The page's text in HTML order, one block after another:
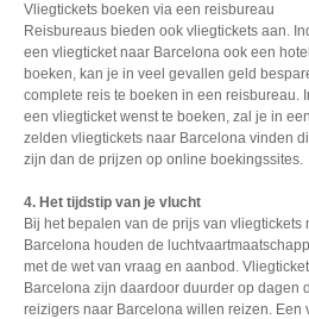
Vliegtickets boeken via een reisbureau
Reisbureaus bieden ook vliegtickets aan.
een vliegticket naar Barcelona ook een
boeken, kan je in veel gevallen geld
complete reis te boeken in een reisbureau.
een vliegticket wenst te boeken, zal je in
zelden vliegtickets naar Barcelona vinden
zijn dan de prijzen op online boekingssites.
4. Het tijdstip van je vlucht
Bij het bepalen van de prijs van vliegtickets
Barcelona houden de
met de wet van vraag en aanbod.
Barcelona zijn daardoor duurder op dagen
reizigers naar Barcelona willen reizen. Een